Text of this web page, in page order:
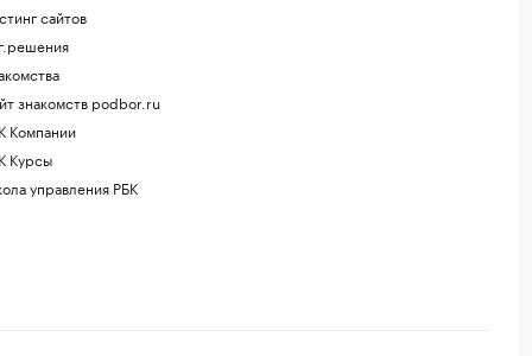
сайтов
знакомств podbor.ru
Компании
Курсы
управления РБК